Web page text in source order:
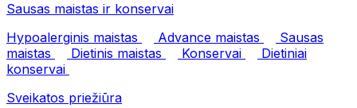
Sausas maistas ir konservai
Hypoalerginis maistas
Advance maistas
Sausas
maistas
Dietinis maistas Konservai
Dietiniai
konservai
Sveikatos priežiūra